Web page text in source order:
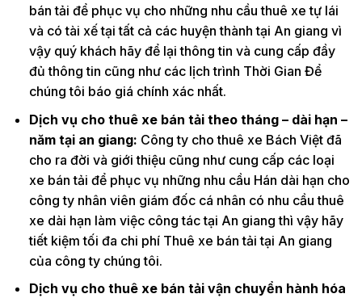
bán tải để phục vụ cho những nhu cầu thuê xe tự lái
và có tài xế tại tất cả các huyện thành tại An giang vì
vậy quý khách hãy để lại thông tin và cung cấp đầy
đủ thông tin cũng như các lịch trình Thời Gian Để
chúng tôi báo giá chính xác nhất.
Dịch vụ cho thuê xe bán tải theo tháng – dài hạn –
năm tại an giang: Công ty cho thuê xe Bách Việt đã
cho ra đời và giới thiệu cũng như cung cấp các loại
xe bán tải để phục vụ những nhu cầu Hán dài hạn cho
công ty nhân viên giám đốc cá nhân có nhu cầu thuê
xe dài hạn làm việc công tác tại An giang thì vậy hãy
tiết kiệm tối đa chi phí Thuê xe bán tải tại An giang
của công ty chúng tôi.
Dịch vụ cho thuê xe bán tải vận chuyển hành hóa